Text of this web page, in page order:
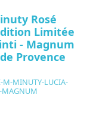
Rosé
Limitée
- Magnum
Provence
M-MINUTY-LUCIA-